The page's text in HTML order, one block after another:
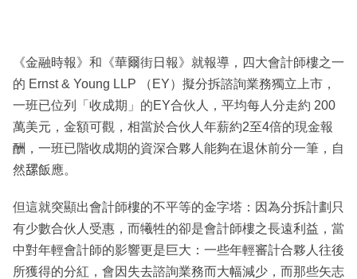
《金融時報》和《華爾街日報》就報導，四大會計師樓之一
的 Ernst & Young LLP （EY）擬分拆諮詢業務獨立上市，
一班已位列「收成期」的EY合伙人，平均每人分走約 200
萬美元，金額可觀，相當於合伙人年薪約2至4倍的現金報
酬，一班已階收成期的資深合夥人能夠在退休前分一筆，自
然𦧲飯應。
但這就突顯出會計師樓的不平等的金字塔：因為分拆計劃只
有少數合伙人受惠，而犧牲的卻是會計師樓之長遠利益，當
中對年輕會計師的影響更是巨大：一些年輕審計合夥人往後
所獲得的分紅，會因失去諮詢業務而大幅減少，而那些矢志